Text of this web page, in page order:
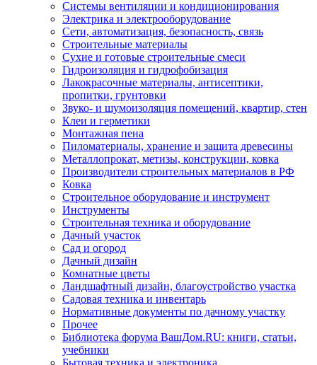
Системы вентиляции и кондиционирования
Электрика и электрооборудование
Сети, автоматизация, безопасность, связь
Строительные материалы
Сухие и готовые строительные смеси
Гидроизоляция и гидрофобизация
Лакокрасочные материалы, антисептики,
пропитки, грунтовки
Звуко- и шумоизоляция помещений, квартир, стен
Клеи и герметики
Монтажная пена
Пиломатериалы, хранение и защита древесины
Металлопрокат, метизы, конструкции, ковка
Производители строительных материалов в РФ
Ковка
Строительное оборудование и инструмент
Инструменты
Строительная техника и оборудование
Дачный участок
Сад и огород
Дачный дизайн
Комнатные цветы
Ландшафтный дизайн, благоустройство участка
Садовая техника и инвентарь
Нормативные документы по дачному участку
Прочее
Библиотека форума ВашДом.RU: книги, статьи,
учебники